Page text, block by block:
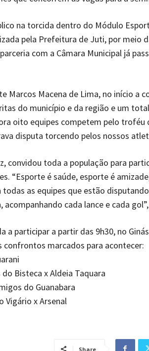
na torcida dentro do Módulo
pela Prefeitura de Juti, por meio
com a Câmara Municipal já
Marcos Macena de Lima, no início a
do município e da região e um
oito equipes competem pelo troféu
disputa torcendo pelos nossos
convidou toda a população para
“Esporte é saúde, esporte é
as equipes que estão
cada lance e cada
a participar a partir das 9h30, no
marcados para acontecer:
Bisteca x Aldeia Taquara
do Guanabara
Vigário x Arsenal
Share